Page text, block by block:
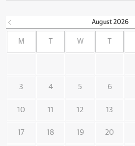
August 2026
M W
3 4 5 6
10 11 12 13
17 18 19 20